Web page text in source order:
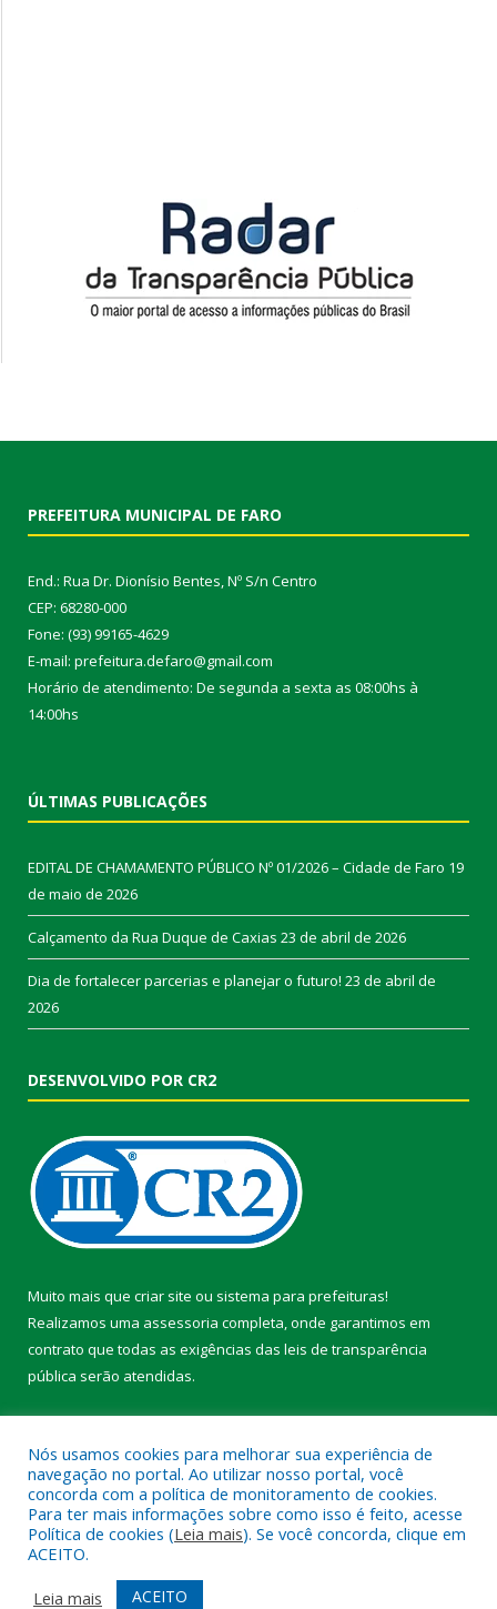
PREFEITURA MUNICIPAL DE FARO
End.: Rua Dr. Dionísio Bentes, Nº S/n Centro
CEP: 68280-000
Fone: (93) 99165-4629
E-mail: prefeitura.defaro@gmail.com
Horário de atendimento: De segunda a sexta as 08:00hs à
14:00hs
ÚLTIMAS PUBLICAÇÕES
EDITAL DE CHAMAMENTO PÚBLICO Nº 01/2026 – Cidade de Faro 19
de maio de 2026
Calçamento da Rua Duque de Caxias 23 de abril de 2026
Dia de fortalecer parcerias e planejar o futuro! 23 de abril de
2026
DESENVOLVIDO POR CR2
Muito mais que criar site ou sistema para prefeituras!
Realizamos uma assessoria completa, onde garantimos em
contrato que todas as exigências das leis de transparência
pública serão atendidas.
Todos os direitos reservados a Prefeitura Municipal de Faro.
Mapa do Site
Acessar Área Administrativa
Nós usamos cookies para melhorar sua experiência de
navegação no portal. Ao utilizar nosso portal, você
concorda com a política de monitoramento de cookies.
Para ter mais informações sobre como isso é feito, acesse
Política de cookies (Leia mais). Se você concorda, clique em
ACEITO.
Leia mais
ACEITO